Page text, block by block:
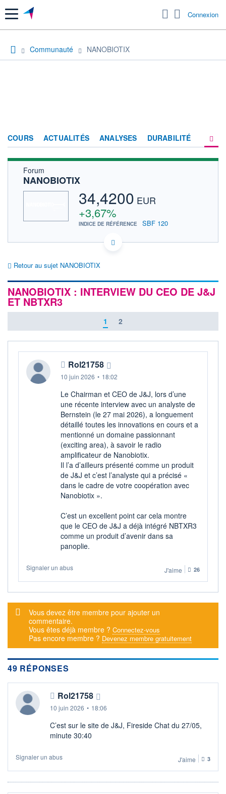
Menu Connexion
Communauté NANOBIOTIX
COURS ACTUALITÉS ANALYSES DURABILITÉ
HISTORIQUE
ACTIONNAIRES
Forum
NANOBIOTIX
34,4200 EUR
+3,67%
INDICE DE RÉFÉRENCE SBF 120
EURONEXT PARIS DONNÉES TEMPS RÉEL
Cotation sur les autres places
36
SECTEUR
Biotechnologie
OUVERTURE CLÔTURE VEILLE
33,2000
+ BAS
33,5600
CAPITAL ÉCHANGÉ
0,16%
VALORISATION
1 742 MEUR
DERNIER ÉCHANGE
07.08.26 / 13:10:05
LIMITE À LA LIMITE À LA
HAUSSE
RENDEMENT
ESTIMÉ 2026
PER ESTIMÉ
2026
DIVIDENDE
PROCHAIN
-
ÉLIGIBILITÉ
SRD
PEA
PEA-PME
CTO BUSINESS
RISQUE ESG
+ ALERTE
Retour au sujet NANOBIOTIX
NANOBIOTIX : INTERVIEW DU CEO DE J&J
ET NBTXR3
1 2
Rol21758
10 juin 2026 • 18:02
Le Chairman et CEO de J&J, lors d’une
une récente interview avec un analyste de
Bernstein (le 27 mai 2026), a longuement
détaillé toutes les innovations en cours et a
mentionné un domaine passionnant
(exciting area), à savoir le radio
amplificateur de Nanobiotix.
Il l’a d’ailleurs présenté comme un produit
de J&J et c’est l’analyste qui a précisé «
dans le cadre de votre coopération avec
Nanobiotix ».
C’est un excellent point car cela montre
que le CEO de J&J a déjà intégré NBTXR3
comme un produit d’avenir dans sa
panoplie.
Signaler un abus J'aime 26
Message d'alerte
Vous devez être membre pour ajouter un
commentaire.
Vous êtes déjà membre ? Connectez-vous
Pas encore membre ? Devenez membre gratuitement
49 RÉPONSES
Rol21758
10 juin 2026 • 18:06
C’est sur le site de J&J, Fireside Chat du 27/05,
minute 30:40
Signaler un abus J'aime 3